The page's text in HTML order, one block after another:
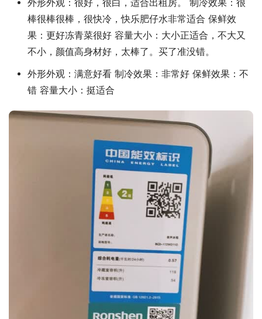
外形外观：很好，很白，适合出租房。 制冷效果：很
棒很棒很棒，很快冷，快乐肥仔水非常适合 保鲜效
果：更好冻青菜很好 容量大小：大小正适合，不大又
不小，颜值高身材好，太棒了。买了准没错。
外形外观：满意好看 制冷效果：非常好 保鲜效果：不
错 容量大小：挺适合